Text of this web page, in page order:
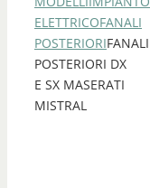
ELETTRICOFANALI
POSTERIORIFANALI
POSTERIORI DX
E SX MASERATI
MISTRAL